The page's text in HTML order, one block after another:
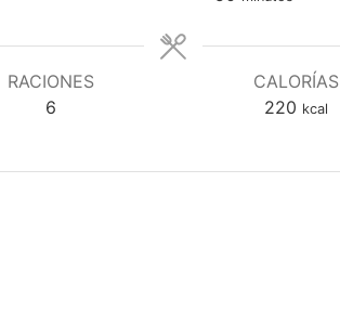
RACIONES
6
CALORÍAS
220 kcal